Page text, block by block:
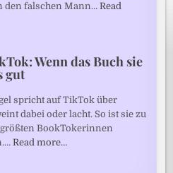
den falschen Mann…Read
Wenn das Buch sie
gut
spricht auf TikTok über
dabei oder lacht. So ist sie zu
BookTokerinnen
Read more…